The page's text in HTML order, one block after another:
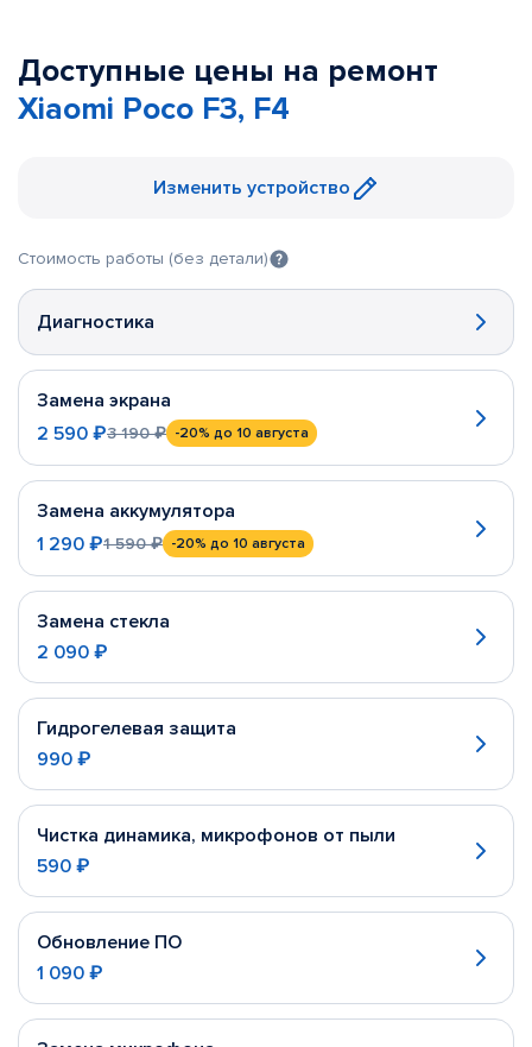
Доступные цены на ремонт
Xiaomi Poco F3, F4
Изменить устройство
Стоимость работы (без детали)
Диагностика
Замена экрана
2 590 ₽3 190 ₽ -20% до 10 августа
Замена аккумулятора
1 290 ₽1 590 ₽ -20% до 10 августа
Замена стекла
2 090 ₽
Гидрогелевая защита
990 ₽
Чистка динамика, микрофонов от пыли
590 ₽
Обновление ПО
1 090 ₽